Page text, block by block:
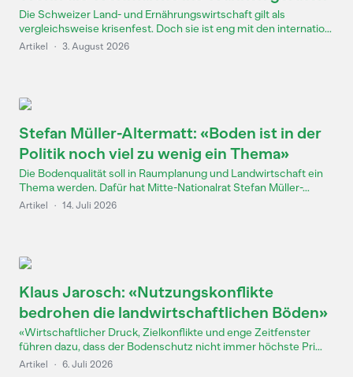
Die Schweizer Land- und Ernährungswirtschaft gilt als
vergleichsweise krisenfest. Doch sie ist eng mit den internatio...
Artikel · 3. August 2026
Stefan Müller-Altermatt: «Boden ist in der
Politik noch viel zu wenig ein Thema»
Die Bodenqualität soll in Raumplanung und Landwirtschaft ein
Thema werden. Dafür hat Mitte-Nationalrat Stefan Müller-...
Artikel · 14. Juli 2026
Klaus Jarosch: «Nutzungskonflikte
bedrohen die landwirtschaftlichen Böden»
«Wirtschaftlicher Druck, Zielkonflikte und enge Zeitfenster
führen dazu, dass der Bodenschutz nicht immer höchste Pri...
Artikel · 6. Juli 2026